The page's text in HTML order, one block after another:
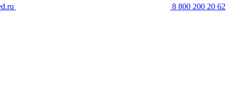
8 800 200 20 62